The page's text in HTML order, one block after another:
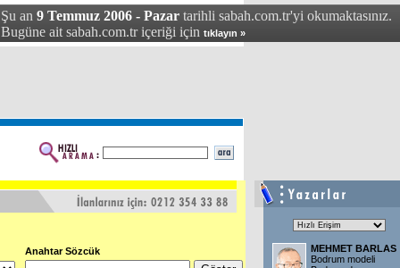
Şu an 9 Temmuz 2006 - Pazar tarihli sabah.com.tr'yi okumaktasınız.
Bugüne ait sabah.com.tr içeriği için tıklayın »
Anahtar Sözcük
MEHMET BARLAS
Bodrum modeli